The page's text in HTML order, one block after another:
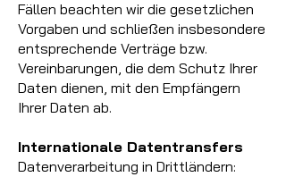
Fällen beachten wir die gesetzlichen
Vorgaben und schließen insbesondere
entsprechende Verträge bzw.
Vereinbarungen, die dem Schutz Ihrer
Daten dienen, mit den Empfängern
Ihrer Daten ab.
Internationale Datentransfers
Datenverarbeitung in Drittländern: